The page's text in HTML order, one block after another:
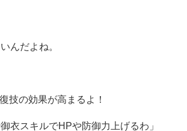
んだよね。
技の効果が高まるよ！
衣スキルでHPや防御力上げるわ」